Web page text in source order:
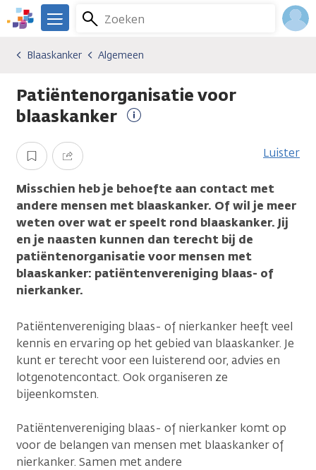
Overslaan
en
gaan
We
er
je.
Kanker.nl
Zoeken
Menu
Kankersoorten
Blaaskanker
Algemeen
Blaaskanker Algemeen
Patiëntenorganisatie voor
blaaskanker
Opslaan Delen Luister
Misschien heb je behoefte aan contact met
andere mensen met blaaskanker. Of wil je meer
weten over wat er speelt rond blaaskanker. Jij
en je naasten kunnen dan terecht bij de
patiëntenorganisatie voor mensen met
blaaskanker: patiëntenvereniging blaas- of
nierkanker.
Patiëntenvereniging blaas- of nierkanker heeft veel
kennis en ervaring op het gebied van blaaskanker. Je
kunt er terecht voor een luisterend oor, advies en
lotgenotencontact. Ook organiseren ze
bijeenkomsten.
Patiëntenvereniging blaas- of nierkanker komt op
voor de belangen van mensen met blaaskanker of
nierkanker. Samen met andere